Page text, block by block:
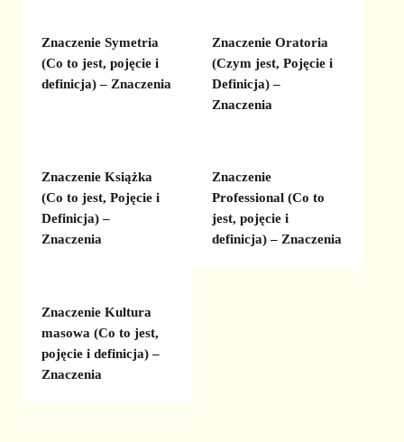
Znaczenie Symetria
(Co to jest, pojęcie i
definicja) – Znaczenia
Znaczenie Oratoria
(Czym jest, Pojęcie i
Definicja) –
Znaczenia
Znaczenie Książka
(Co to jest, Pojęcie i
Definicja) –
Znaczenia
Znaczenie
Professional (Co to
jest, pojęcie i
definicja) – Znaczenia
Znaczenie Kultura
masowa (Co to jest,
pojęcie i definicja) –
Znaczenia